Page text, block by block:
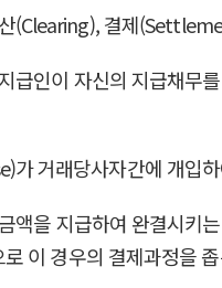
(Clearing), 결제
급인이 자신의 지급채
가 거래당사자간에 개입
액을 지급하여 완결시키
이 경우의 결제과정을